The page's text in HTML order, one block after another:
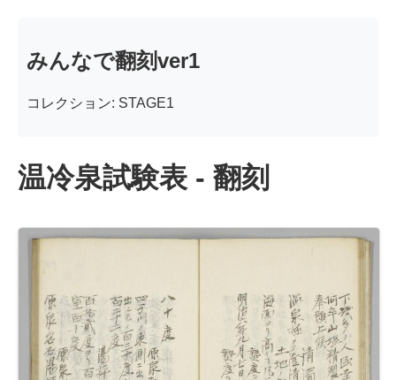
みんなで翻刻ver1
コレクション: STAGE1
温冷泉試験表 - 翻刻